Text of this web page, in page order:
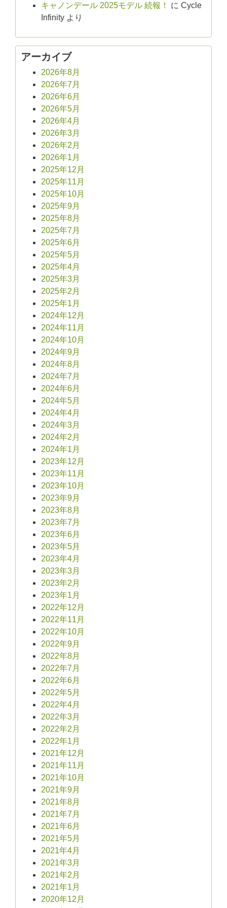
キャノンデール 2025モデル 続報！
に Cycle
Infinity より
アーカイブ
2026年8月
2026年7月
2026年6月
2026年5月
2026年4月
2026年3月
2026年2月
2026年1月
2025年12月
2025年11月
2025年10月
2025年9月
2025年8月
2025年7月
2025年6月
2025年5月
2025年4月
2025年3月
2025年2月
2025年1月
2024年12月
2024年11月
2024年10月
2024年9月
2024年8月
2024年7月
2024年6月
2024年5月
2024年4月
2024年3月
2024年2月
2024年1月
2023年12月
2023年11月
2023年10月
2023年9月
2023年8月
2023年7月
2023年6月
2023年5月
2023年4月
2023年3月
2023年2月
2023年1月
2022年12月
2022年11月
2022年10月
2022年9月
2022年8月
2022年7月
2022年6月
2022年5月
2022年4月
2022年3月
2022年2月
2022年1月
2021年12月
2021年11月
2021年10月
2021年9月
2021年8月
2021年7月
2021年6月
2021年5月
2021年4月
2021年3月
2021年2月
2021年1月
2020年12月